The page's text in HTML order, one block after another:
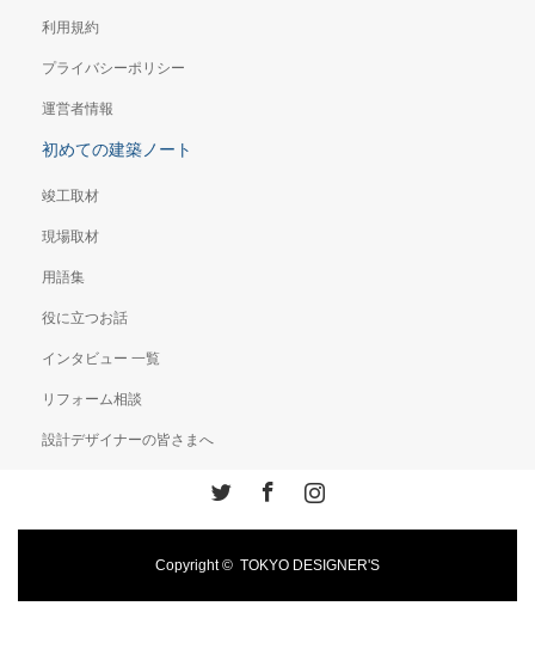
利用規約
プライバシーポリシー
運営者情報
初めての建築ノート
竣工取材
現場取材
用語集
役に立つお話
インタビュー 一覧
リフォーム相談
設計デザイナーの皆さまへ
Instagram
Copyright © TOKYO DESIGNER'S